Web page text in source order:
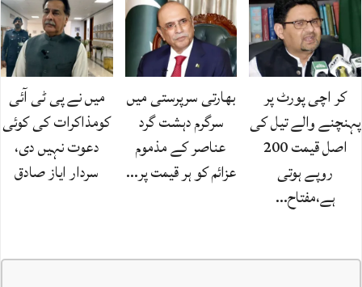
کر اچی پورٹ پر
پہنچنے والے تیل کی
اصل قیمت 200
روپے ہوتی
ہے،مفتاح…
بھارتی سرپرستی میں
سرگرم دہشت گرد
عناصر کے مذموم
عزائم کو ہر قیمت پر…
میں نے پی ٹی آئی
کومذاکرات کی کوئی
دعوت نہیں دی،
سردار ایاز صادق